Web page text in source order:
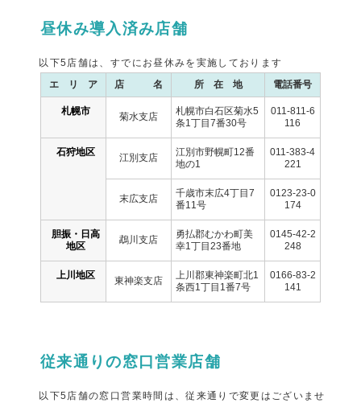
昼休み導入済み店舗
以下5店舗は、すでにお昼休みを実施しております
エ リ ア
店 名 所 在 地 電話番号
札幌市 菊水支店
札幌市白石区菊水5
条1丁目7番30号
011-811-6
116
石狩地区 江別支店
江別市野幌町12番
地の1
011-383-4
221
末広支店
千歳市末広4丁目7
番11号
0123-23-0
174
胆振・日高
地区
鵡川支店
勇払郡むかわ町美
幸1丁目23番地
0145-42-2
248
上川地区 東神楽支店
上川郡東神楽町北1
条西1丁目1番7号
0166-83-2
141
従来通りの窓口営業店舗
以下5店舗の窓口営業時間は、従来通りで変更はございませ